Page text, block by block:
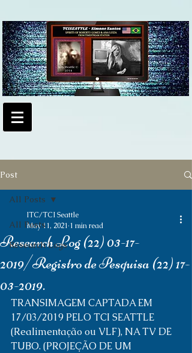
Post
All Posts
Research Logs
All Posts
Research Log (22) 03-17-
2019/Registro de Pesquisa (22) 17-
03-2019.
ITC/TCI Seattle
May 11, 2021 1 min read
TRANSIMAGEM CAPTADA EM
17/03/2019 PELO TCI SEATTLE
(Realimentação ou VLF), NA TV DE
TUBO. (PROJEÇÃO DE UM